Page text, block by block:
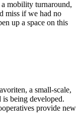
mobility turnaround,
miss if we had no
up a space on this
a small-scale,
being developed.
provide new